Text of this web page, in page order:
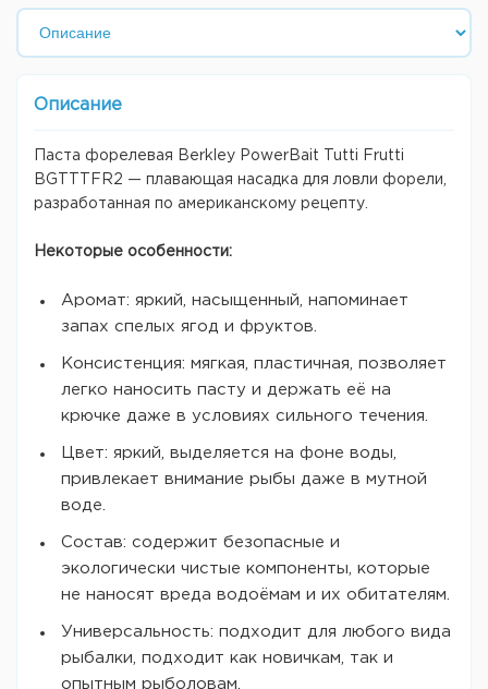
Описание
Паста форелевая Berkley PowerBait Tutti Frutti
BGTTTFR2 — плавающая насадка для ловли форели,
разработанная по американскому рецепту.
Некоторые особенности:
Аромат: яркий, насыщенный, напоминает
запах спелых ягод и фруктов.
Консистенция: мягкая, пластичная, позволяет
легко наносить пасту и держать её на
крючке даже в условиях сильного течения.
Цвет: яркий, выделяется на фоне воды,
привлекает внимание рыбы даже в мутной
воде.
Состав: содержит безопасные и
экологически чистые компоненты, которые
не наносят вреда водоёмам и их обитателям.
Универсальность: подходит для любого вида
рыбалки, подходит как новичкам, так и
опытным рыболовам.